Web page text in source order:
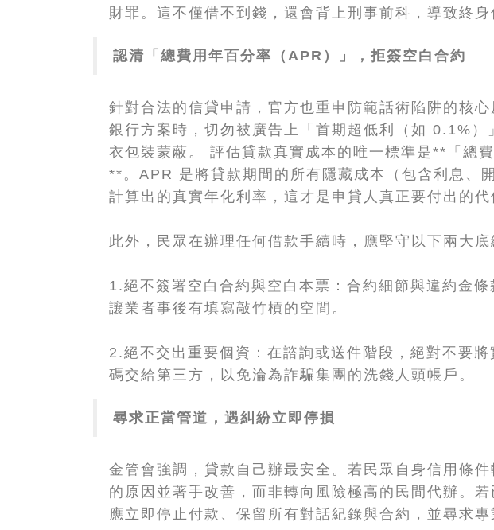
財罪。這不僅借不到錢，還會背上刑事前科，導致終身
認清「總費用年百分率（APR）」，拒簽空白合約
針對合法的信貸申請，官方也重申防範話術陷阱的核
銀行方案時，切勿被廣告上「首期超低利（如 0.1%）
衣包裝蒙蔽。 評估貸款真實成本的唯一標準是**「總
**。APR 是將貸款期間的所有隱藏成本（包含利息、
計算出的真實年化利率，這才是申貸人真正要付出的代
此外，民眾在辦理任何借款手續時，應堅守以下兩大底
1.絕不簽署空白合約與空白本票：合約細節與違約金
讓業者事後有填寫敲竹槓的空間。
2.絕不交出重要個資：在諮詢或送件階段，絕對不要
碼交給第三方，以免淪為詐騙集團的洗錢人頭帳戶。
尋求正當管道，遇糾紛立即停損
金管會強調，貸款自己辦最安全。若民眾自身信用條
的原因並著手改善，而非轉向風險極高的民間代辦。若
應立即停止付款、保留所有對話紀錄與合約，並尋求專